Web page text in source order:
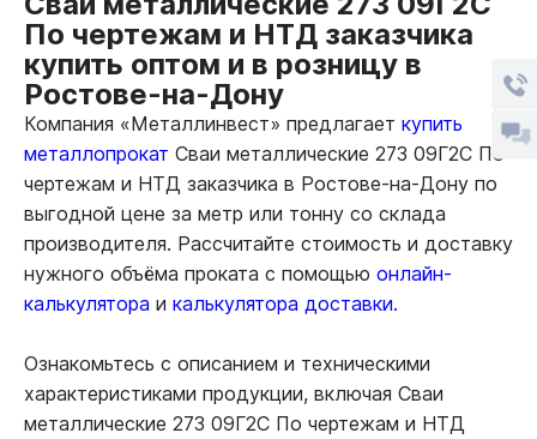
По чертежам и НТД заказчика
купить оптом и в розницу в
Ростове-на-Дону
Компания «Металлинвест» предлагает купить
металлопрокат Сваи металлические 273 09Г2С По
чертежам и НТД заказчика в Ростове-на-Дону по
выгодной цене за метр или тонну со склада
производителя. Рассчитайте стоимость и доставку
нужного объёма проката с помощью онлайн-
калькулятора и калькулятора доставки.
Ознакомьтесь с описанием и техническими
характеристиками продукции, включая Сваи
металлические 273 09Г2С По чертежам и НТД